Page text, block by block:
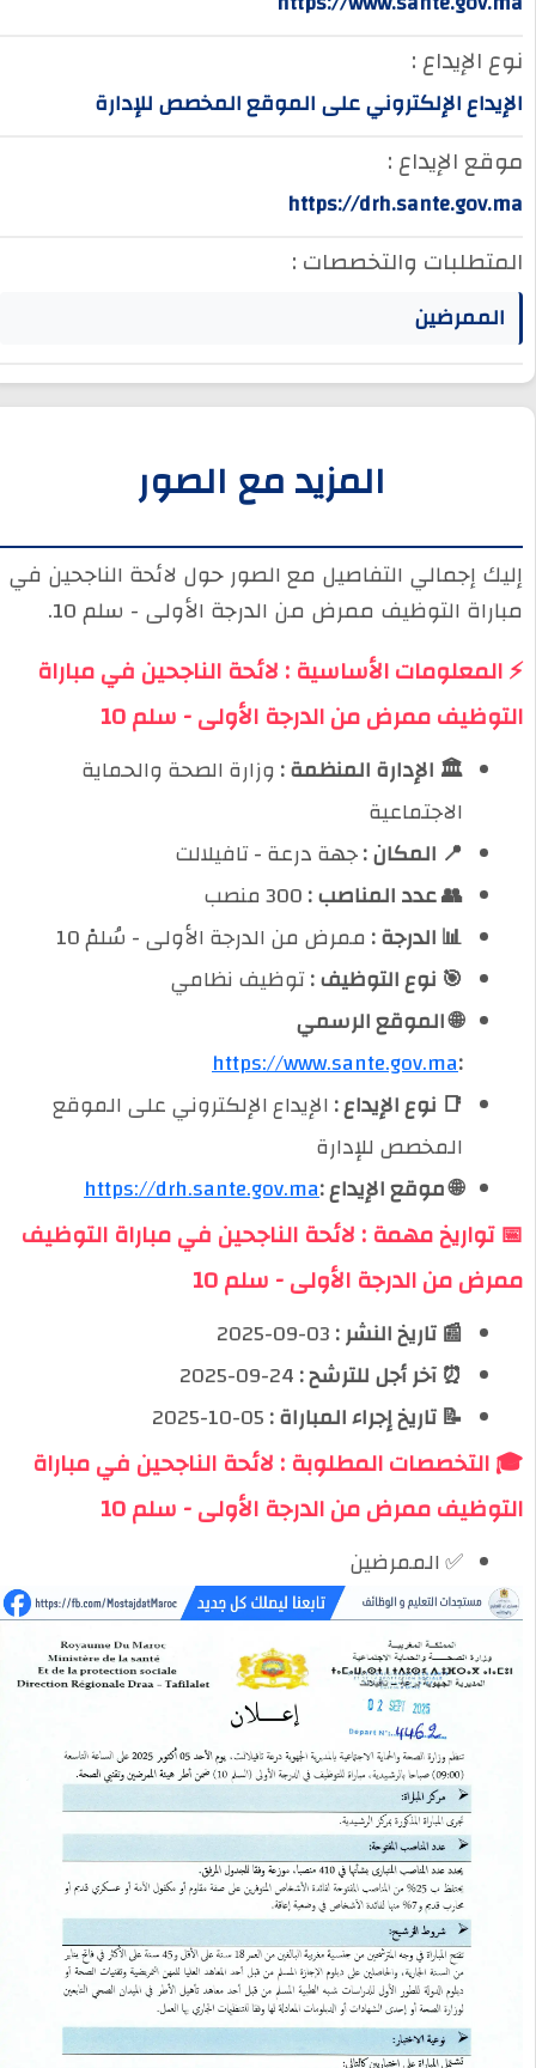
نوع الإيداع :
الإيداع الإلكتروني على الموقع المخصص للإدارة
موقع الإيداع :
https://drh.sante.gov.ma
المتطلبات والتخصصات :
الممرضين
المزيد مع الصور
إليك إجمالي التفاصيل مع الصور حول لائحة الناجحين في
مباراة التوظيف ممرض من الدرجة الأولى - سلم 10.
⚡ المعلومات الأساسية : لائحة الناجحين في مباراة
التوظيف ممرض من الدرجة الأولى - سلم 10
🏛️ الإدارة المنظمة :وزارة الصحة والحماية
الاجتماعية
📍 المكان :جهة درعة - تافيلالت
👥 عدد المناصب :300 منصب
📊 الدرجة :ممرض من الدرجة الأولى - سُلمْ 10
🎯 نوع التوظيف :توظيف نظامي
🌐 الموقع الرسمي
https://www.sante.gov.ma
📑 نوع الإيداع :الإيداع الإلكتروني على الموقع
المخصص للإدارة
🌐 موقع الإيداع :https://drh.sante.gov.ma
📅 تواريخ مهمة : لائحة الناجحين في مباراة التوظيف
ممرض من الدرجة الأولى - سلم 10
📰 تاريخ النشر :03-09-2025
⏰ آخر أجل للترشح :24-09-2025
📝 تاريخ إجراء المباراة :05-10-2025
🎓 التخصصات المطلوبة : لائحة الناجحين في مباراة
التوظيف ممرض من الدرجة الأولى - سلم 10
✅ الممرضين